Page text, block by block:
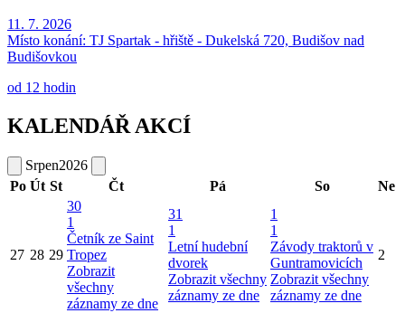
11. 7. 2026
Místo konání: TJ Spartak - hřiště - Dukelská 720, Budišov nad
Budišovkou
od 12 hodin
KALENDÁŘ AKCÍ
Srpen2026
Po Út St Čt Pá So Ne
27 28 29
30
1
Četník ze Saint
Tropez
Zobrazit
všechny
záznamy ze dne
31
1
Letní hudební
dvorek
Zobrazit všechny
záznamy ze dne
1
1
Závody traktorů v
Guntramovicích
Zobrazit všechny
záznamy ze dne
2